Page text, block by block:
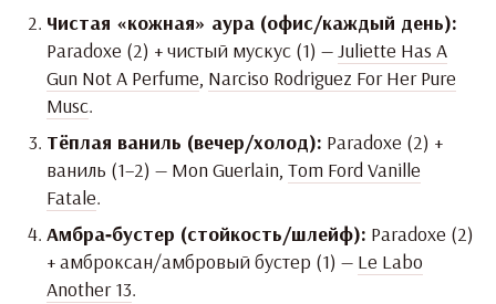
Чистая «кожная» аура (офис/каждый день):
Paradoxe (2) + чистый мускус (1) —Juliette Has A
Gun Not A Perfume, Narciso Rodriguez For Her Pure
Musc.
Тёплая ваниль (вечер/холод): Paradoxe (2) +
ваниль (1–2) — Mon Guerlain, Tom Ford Vanille
Fatale.
Амбра‑бустер (стойкость/шлейф): Paradoxe (2)
+ амброксан/амбровый бустер (1) — Le Labo
Another 13.